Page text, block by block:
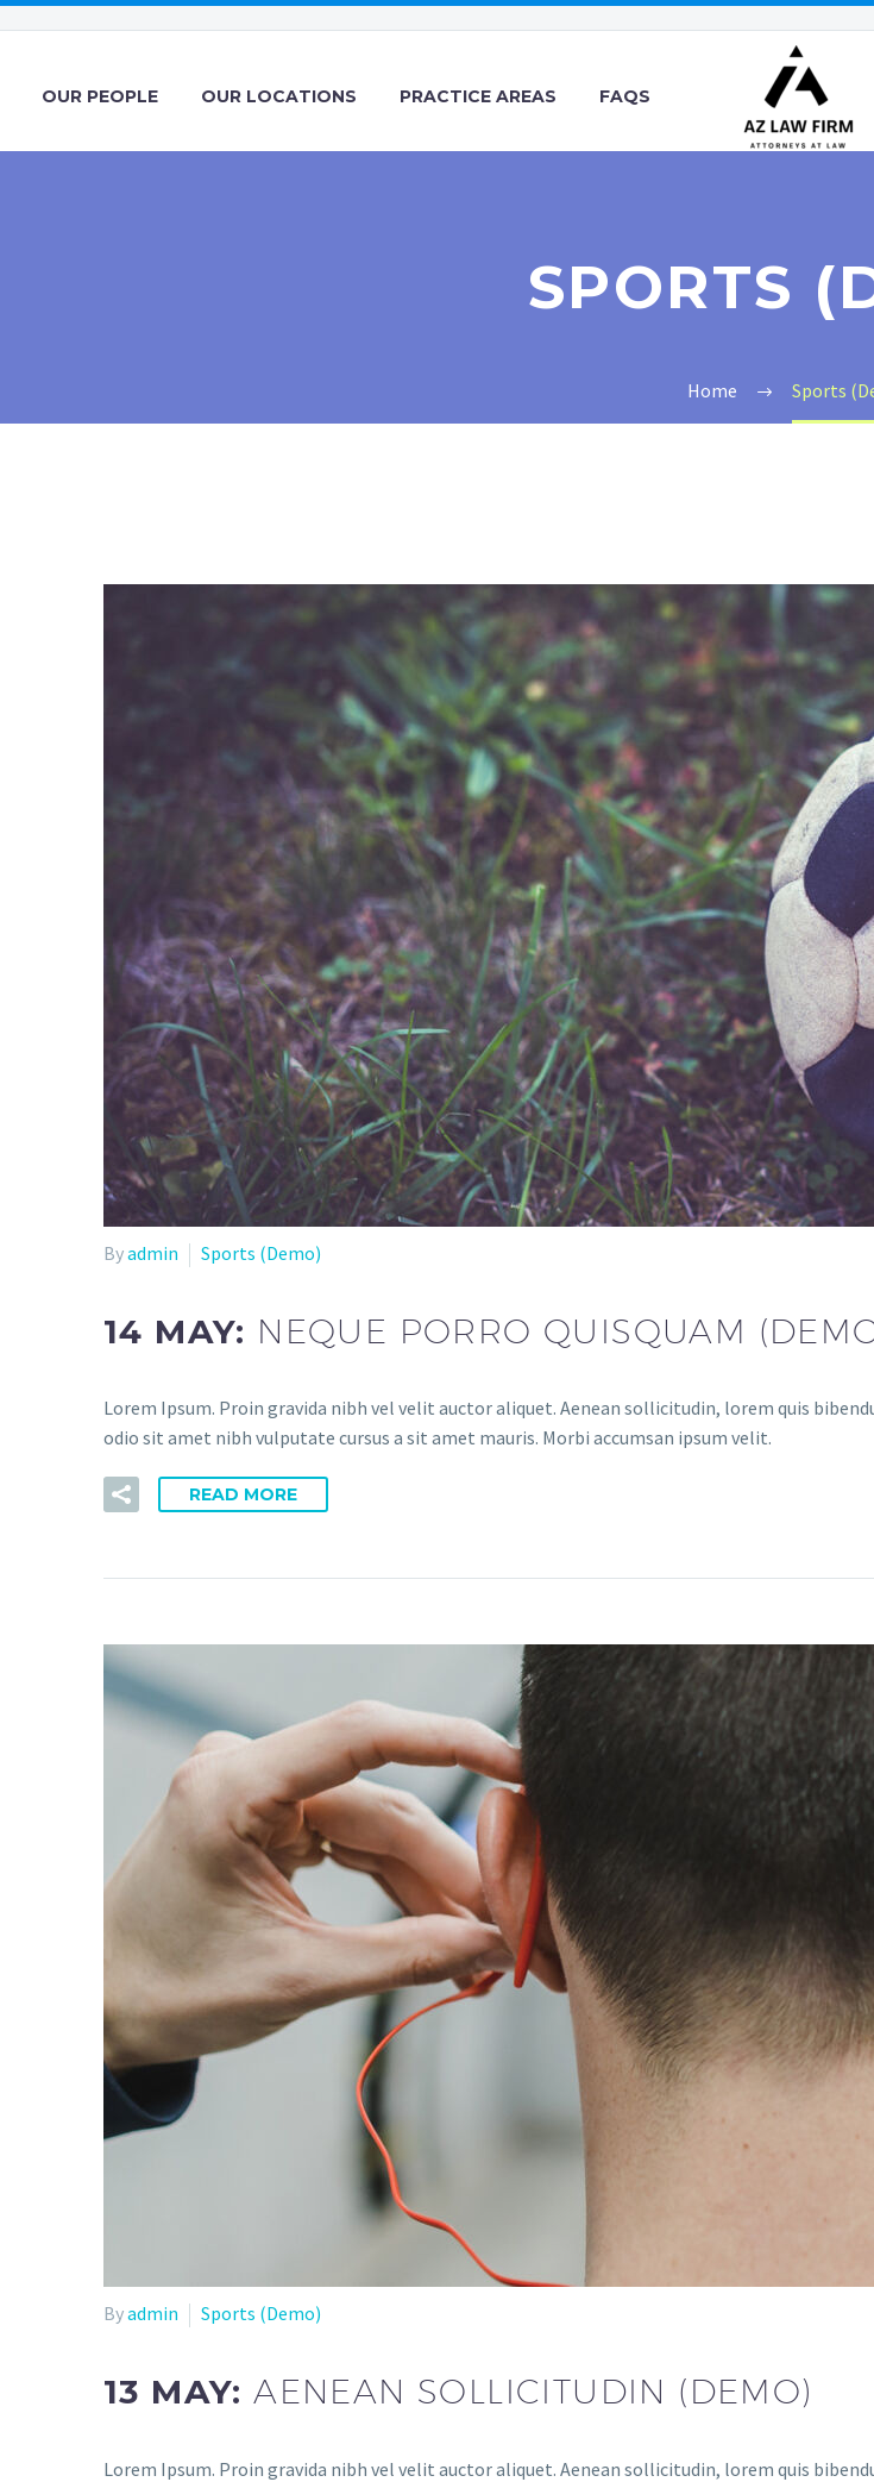
OUR PEOPLE OUR LOCATIONS PRACTICE AREAS FAQS
SPORTS
Home Sports
Byadmin Sports (Demo)
14 MAY: NEQUE PORRO QUISQUAM
Lorem Ipsum. Proin gravida nibh vel velit auctor aliquet. Aenean sollicitudin, lorem quis
odio sit amet nibh vulputate cursus a sit amet mauris. Morbi accumsan ipsum velit.
READ MORE
Byadmin Sports (Demo)
13 MAY:AENEAN SOLLICITUDIN (DEMO)
Lorem Ipsum. Proin gravida nibh vel velit auctor aliquet. Aenean sollicitudin, lorem quis